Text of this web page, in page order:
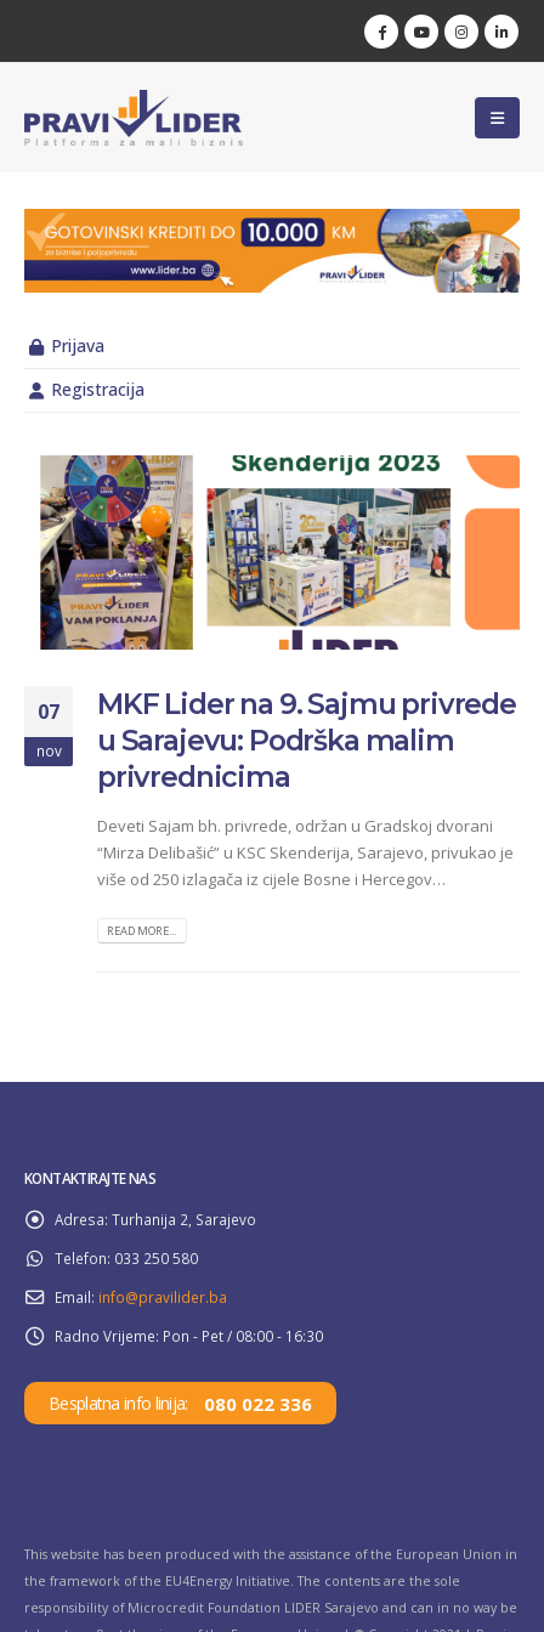
Prijava
Registracija
07
nov
MKF Lider na 9. Sajmu privrede
u Sarajevu: Podrška malim
privrednicima
Deveti Sajam bh. privrede, održan u Gradskoj dvorani
“Mirza Delibašić” u KSC Skenderija, Sarajevo, privukao je
više od 250 izlagača iz cijele Bosne i Hercegov…
READ MORE...
KONTAKTIRAJTE NAS
Adresa: Turhanija 2, Sarajevo
Telefon: 033 250 580
Email: info@pravilider.ba
Radno Vrijeme: Pon - Pet / 08:00 - 16:30
Besplatna info linija: 080 022 336
This website has been produced with the assistance of the European Union in
the framework of the EU4Energy Initiative. The contents are the sole
responsibility of Microcredit Foundation LIDER Sarajevo and can in no way be